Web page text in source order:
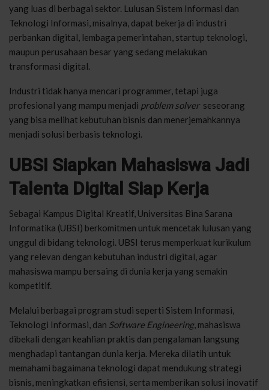
yang luas di berbagai sektor. Lulusan Sistem Informasi dan
Teknologi Informasi, misalnya, dapat bekerja di industri
perbankan digital, lembaga pemerintahan, startup teknologi,
maupun perusahaan besar yang sedang melakukan
transformasi digital.
Industri tidak hanya mencari programmer, tetapi juga
profesional yang mampu menjadi problem solverseseorang
yang bisa melihat kebutuhan bisnis dan menerjemahkannya
menjadi solusi berbasis teknologi.
UBSI Siapkan Mahasiswa Jadi
Talenta Digital Siap Kerja
Sebagai Kampus Digital Kreatif, Universitas Bina Sarana
Informatika (UBSI) berkomitmen untuk mencetak lulusan yang
unggul di bidang teknologi. UBSI terus memperkuat kurikulum
yang relevan dengan kebutuhan industri digital, agar
mahasiswa mampu bersaing di dunia kerja yang semakin
kompetitif.
Melalui berbagai program studi seperti Sistem Informasi,
Teknologi Informasi, dan Software Engineering, mahasiswa
dibekali dengan keahlian praktis dan pengalaman langsung
menghadapi tantangan dunia kerja. Mereka dilatih untuk
memahami bagaimana teknologi dapat mendukung strategi
bisnis, meningkatkan efisiensi, serta memberikan solusi inovatif